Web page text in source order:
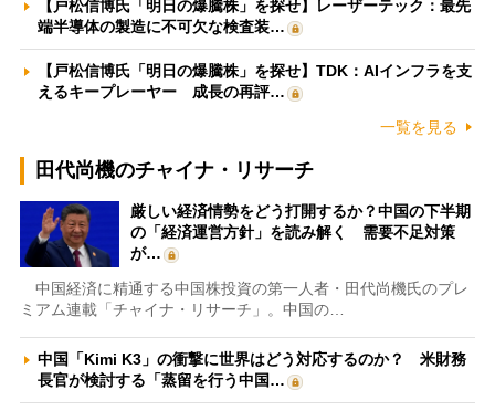
【戸松信博氏「明日の爆騰株」を探せ】レーザーテック：最先
端半導体の製造に不可欠な検査装…
【戸松信博氏「明日の爆騰株」を探せ】TDK：AIインフラを支
えるキープレーヤー 成長の再評…
一覧を見る
田代尚機のチャイナ・リサーチ
厳しい経済情勢をどう打開するか？中国の下半期
の「経済運営方針」を読み解く 需要不足対策
が…
中国経済に精通する中国株投資の第一人者・田代尚機氏のプレ
ミアム連載「チャイナ・リサーチ」。中国の…
中国「Kimi K3」の衝撃に世界はどう対応するのか？ 米財務
長官が検討する「蒸留を行う中国…